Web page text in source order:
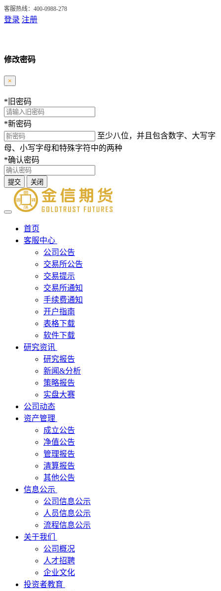
客服热线：400-0988-278
登录 注册
修改密码
×
* 旧密码
*新密码
至少八位，并且包含数字、大写字
母、小写字母和特殊字符中的两种
*确认密码
提交 关闭
首页
客服中心
公司公告
交易所公告
交易提示
交易所通知
手续费通知
开户指南
表格下载
软件下载
研究资讯
研究报告
新闻&分析
策略报告
实盘大赛
公司动态
资产管理
成立公告
净值公告
管理报告
清算报告
其他公告
信息公示
公司信息公示
人员信息公示
流程信息公示
关于我们
公司概况
人才招聘
企业文化
投资者教育